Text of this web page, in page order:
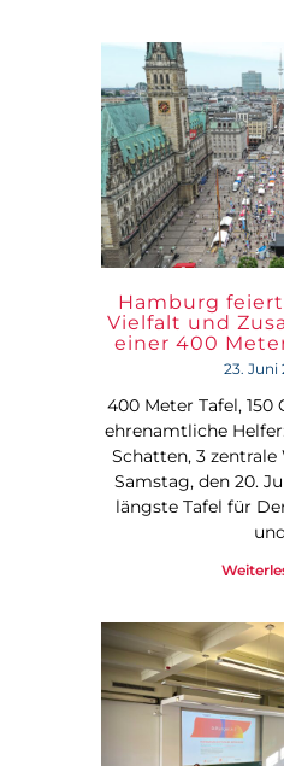
Hamburg
Vielfalt und
einer 400
23. Juni
400 Meter Tafel, 150
ehrenamtliche
Schatten, 3 zentrale
Samstag, den 20.
längste Tafel für